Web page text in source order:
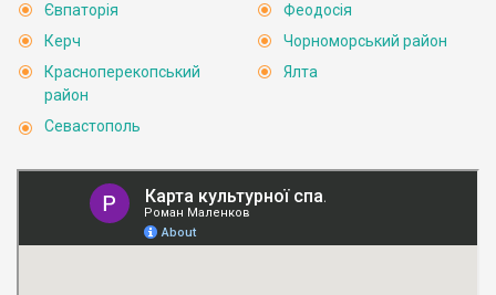
Євпаторія
Керч
Красноперекопський
район
Севастополь
Феодосія
Чорноморський район
Ялта